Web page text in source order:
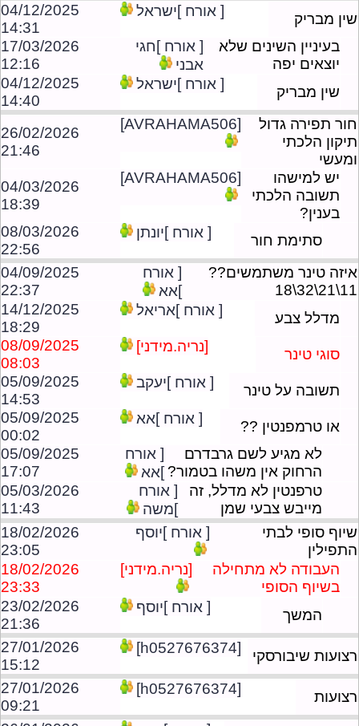
שין מבריק
[ אורח ]ישראל
04/12/2025
14:31
בעיניין השינים שלא
יוצאים יפה
[ אורח ]חגי
אבני
17/03/2026
12:16
שין מבריק
[ אורח ]ישראל
04/12/2025
14:40
חור תפירה גדול
תיקון הלכתי
ומעשי
[AVRAHAMA506]
26/02/2026
21:46
יש למישהו
תשובה הלכתי
בענין?
[AVRAHAMA506]
04/03/2026
18:39
סתימת חור [ אורח ]יונתן
08/03/2026
22:56
איזה טינר משתמשים??
11\21\32\18
[ אורח
]אא
04/09/2025
22:37
מדלל צבע
[ אורח ]אריאל
14/12/2025
18:29
סוגי טינר
[נריה.מידני]
08/09/2025
08:03
תשובה על טינר
[ אורח ]יעקב
05/09/2025
14:53
או טרמפנטין ??
[ אורח ]אא
05/09/2025
00:02
לא מגיע לשם גרבדרם
הרחוק אין משהו בטמור?
[ אורח
]אא
05/09/2025
17:07
טרפנטין לא מדלל, זה
מייבש צבעי שמן
[ אורח
]משה
05/03/2026
11:43
שיוף סופי לבתי
התפילין
[ אורח ]יוסף
18/02/2026
23:05
העבודה לא מתחילה
בשיוף הסופי
[נריה.מידני]
18/02/2026
23:33
המשך
[ אורח ]יוסף
23/02/2026
21:36
רצועות שיבורסקי
[h0527676374]
27/01/2026
15:12
רצועות
[h0527676374]
27/01/2026
09:21